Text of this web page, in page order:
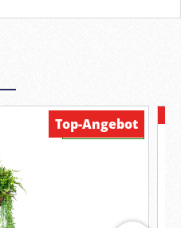
Verfügbar
Top-Angebot